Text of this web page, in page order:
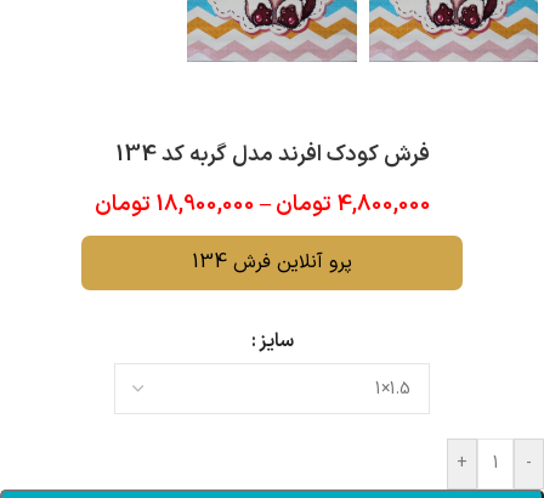
فرش کودک افرند مدل گربه کد 134
4,800,000 تومان–
18,900,000 تومان
پرو آنلاین فرش 134
سایز
-
+